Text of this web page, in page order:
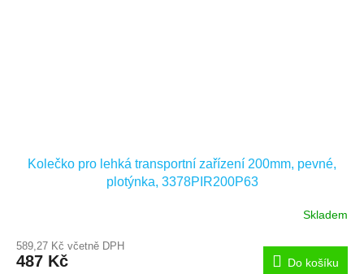
Kolečko pro lehká transportní zařízení 200mm, pevné,
plotýnka, 3378PIR200P63
Skladem
589,27 Kč včetně DPH
487 Kč Do košíku